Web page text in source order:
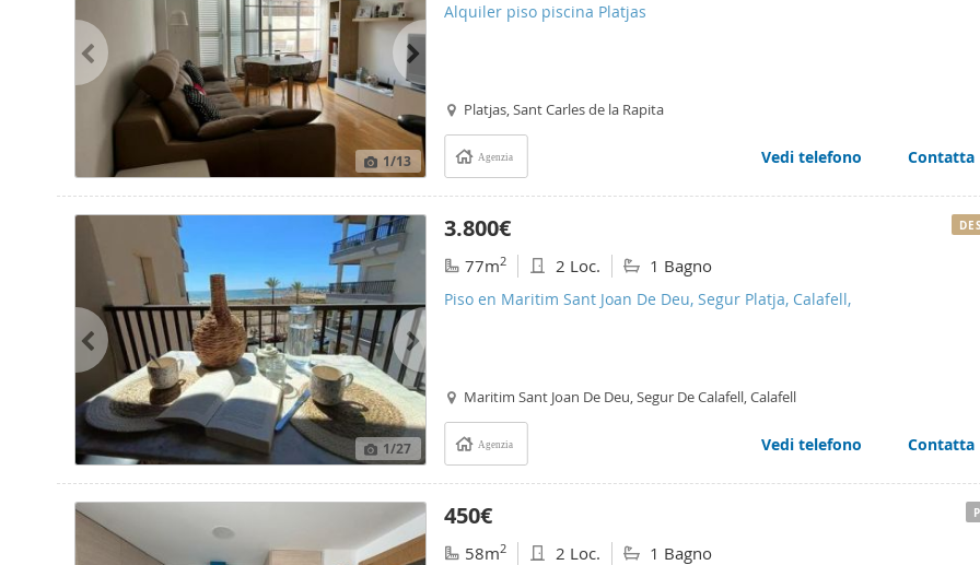
1/13
Alquiler piso piscina Platjas
Platjas, Sant Carles de la Rapita
Agenzia Vedi telefono Contatta
1/27
3.800€
77m2 2 Loc. 1 Bagno
Piso en Maritim Sant Joan De Deu, Segur Platja, Calafell,
Maritim Sant Joan De Deu, Segur De Calafell, Calafell
Agenzia Vedi telefono Contatta
450€
58m2 2 Loc. 1 Bagno